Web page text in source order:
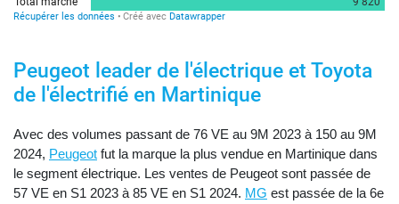
Peugeot leader de l'électrique et Toyota
de l'électrifié en Martinique
Avec des volumes passant de 76 VE au 9M 2023 à 150 au 9M
2024, Peugeot fut la marque la plus vendue en Martinique dans
le segment électrique. Les ventes de Peugeot sont passée de
57 VE en S1 2023 à 85 VE en S1 2024. MG est passée de la 6e